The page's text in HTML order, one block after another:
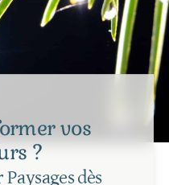
vos
?
dès